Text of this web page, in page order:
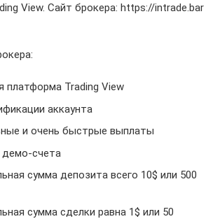
View. Сайт брокера: https://intrade.bar
платформа Trading View
аккаунта
и очень быстрые выплаты
демо-счета
сумма депозита всего 10$ или 500
сумма сделки равна 1$ или 50